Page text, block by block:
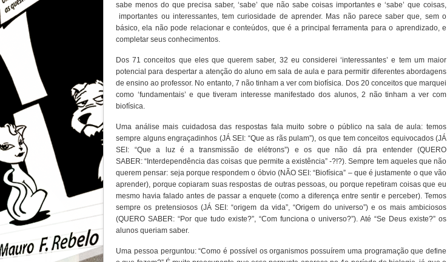
sabe menos do que precisa saber, ‘sabe’ que não sabe coisas importantes e ‘sabe’ que coisas,
importantes ou interessantes, tem curiosidade de aprender. Mas não parece saber que, sem o
básico, ela não pode relacionar e conteúdos, que é a principal ferramenta para o aprendizado, e
completar seus conhecimentos.
Dos 71 conceitos que eles que querem saber, 32 eu considerei ‘interessantes’ e tem um maior
potencial para despertar a atenção do aluno em sala de aula e para permitir diferentes abordagens
de ensino ao professor. No entanto, 7 não tinham a ver com biofísica. Dos 20 conceitos que marquei
como ‘fundamentais’ e que tiveram interesse manifestado dos alunos, 2 não tinham a ver com
biofísica.
Uma análise mais cuidadosa das respostas fala muito sobre o público na sala de aula: temos
sempre alguns engraçadinhos (JÁ SEI: “Que as rãs pulam”), os que tem conceitos equivocados (JÁ
SEI: “Que a luz é a transmissão de elétrons”) e os que não dá pra entender (QUERO
SABER: “Interdependência das coisas que permite a existência” -?!?). Sempre tem aqueles que não
querem pensar: seja porque respondem o óbvio (NÃO SEI: “Biofísica” – que é justamente o que vão
aprender), porque copiaram suas respostas de outras pessoas, ou porque repetiram coisas que eu
mesmo havia falado antes de passar a enquete (como a diferença entre sentir e perceber). Temos
sempre os pretensiosos (JÁ SEI: “origem da vida”, “Origem do universo”) e os mais ambiciosos
(QUERO SABER: “Por que tudo existe?”, “Com funciona o universo?”). Até “Se Deus existe?” os
alunos queriam saber.
Uma pessoa perguntou: “Como é possível os organismos possuírem uma programação que define